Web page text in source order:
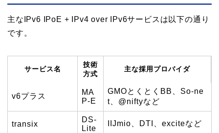
主なIPv6 IPoE + IPv4 over IPv6サービスは以下の通り
です。
サービス名
技術
方式
主な採用プロバイダ
v6プラス
MA
P-E
GMOとくとくBB、So-ne
t、@niftyなど
transix
DS-
Lite
IIJmio、DTI、exciteなど